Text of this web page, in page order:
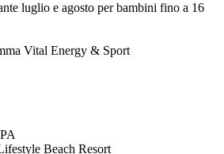
luglio e agosto per bambini fino a 16
Vital Energy & Sport
Beach Resort